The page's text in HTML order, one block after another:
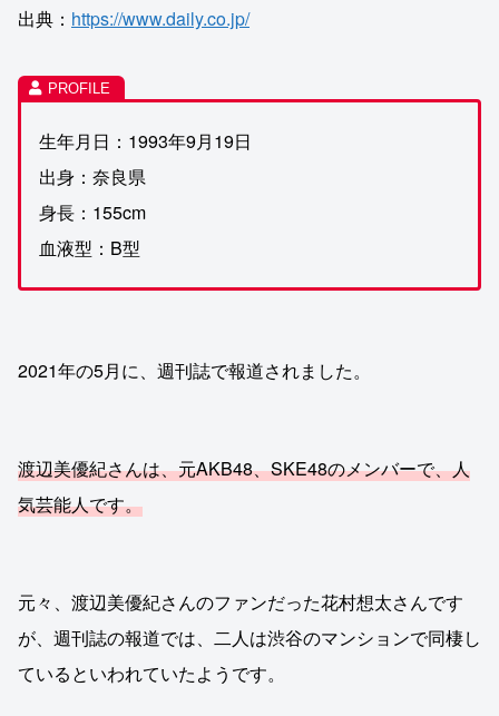
出典： https://www.daily.co.jp/
生年月日：1993年9月19日
出身：奈良県
身長：155cm
血液型：B型
2021年の5月に、週刊誌で報道されました。
渡辺美優紀さんは、元AKB48、SKE48のメンバーで、人
気芸能人です。
元々、渡辺美優紀さんのファンだった花村想太さんです
が、週刊誌の報道では、二人は渋谷のマンションで同棲し
ているといわれていたようです。